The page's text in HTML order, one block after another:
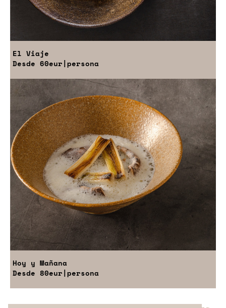
El Viaje
Desde 60eur|persona
Hoy y Mañana
Desde 80eur|persona